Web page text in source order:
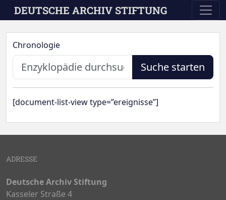
Skip to main content
DEUTSCHE ARCHIV STIFTUNG
Chronologie
Suche starten
[document-list-view type=”ereignisse”]
ADRESSE
Deutsche Archiv Stiftung
Kasseler Straße 4